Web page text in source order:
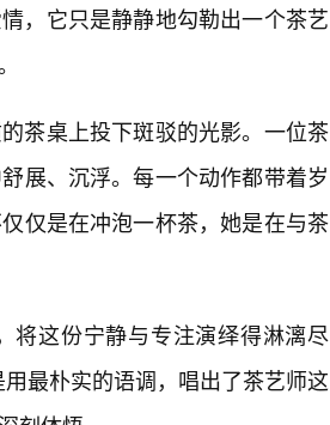
，它只是静静地勾勒出一个茶艺
茶桌上投下斑驳的光影。一位茶
展、沉浮。每一个动作都带着岁
仅是在冲泡一杯茶，她是在与茶
将这份宁静与专注演绎得淋漓尽
最朴实的语调，唱出了茶艺师这